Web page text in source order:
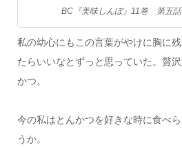
BC『美味しんぼ』11巻 第五話
私の幼心にもこの言葉がやけに胸に
たらいいなとずっと思っていた。贅
かつ。
今の私はとんかつを好きな時に食べ
うか。